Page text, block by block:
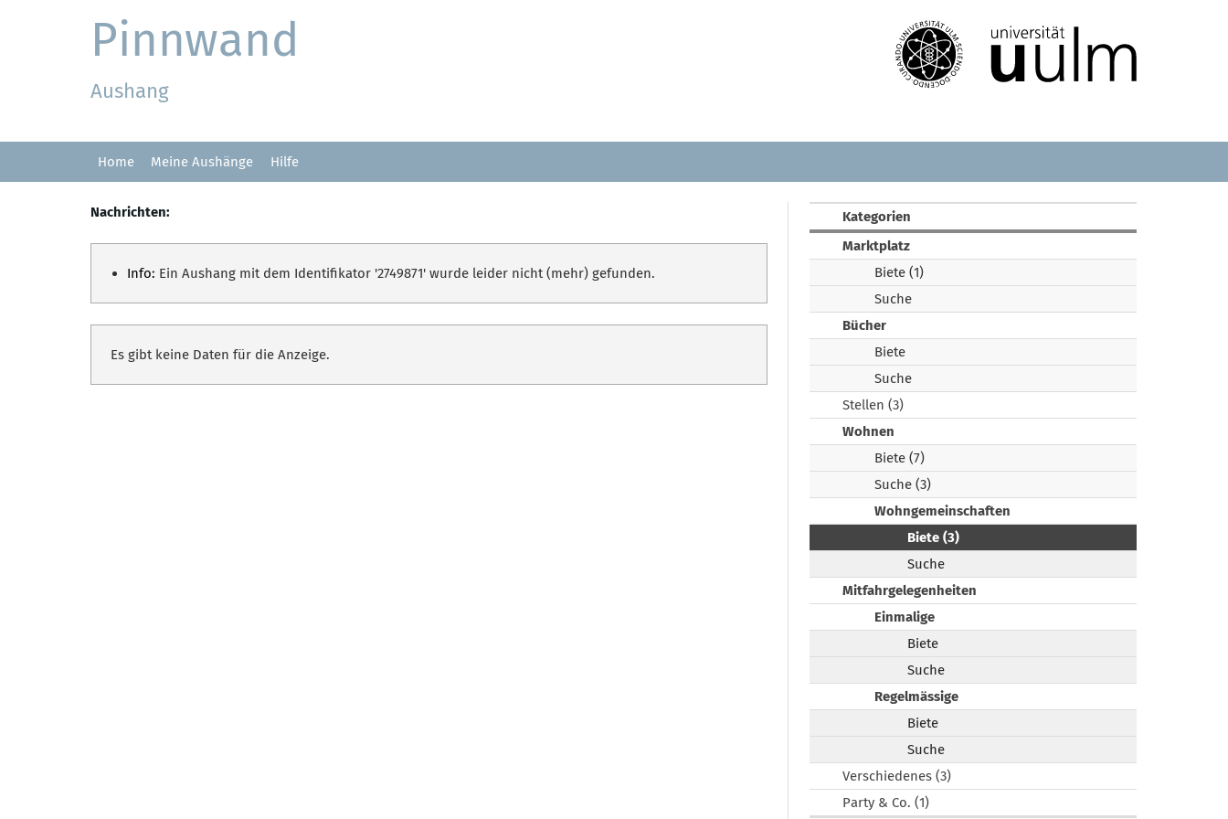
Pinnwand
Aushang
Home Meine Aushänge Hilfe
Nachrichten:
Info: Ein Aushang mit dem Identifikator '2749871' wurde leider nicht (mehr) gefunden.
Es gibt keine Daten für die Anzeige.
Kategorien
Marktplatz
Biete (1)
Suche
Bücher
Biete
Suche
Stellen (3)
Wohnen
Biete (7)
Suche (3)
Wohngemeinschaften
Biete (3)
Suche
Mitfahrgelegenheiten
Einmalige
Biete
Suche
Regelmässige
Biete
Suche
Verschiedenes (3)
Party & Co. (1)